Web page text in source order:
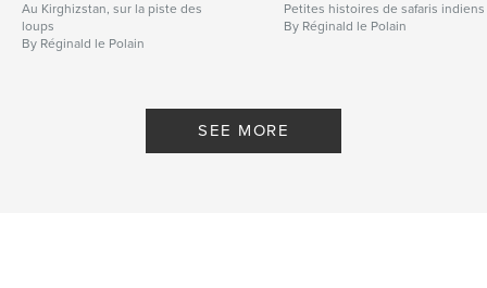
Au Kirghizstan, sur la piste des
loups
By Réginald le Polain
Petites histoires de safaris indiens
By Réginald le Polain
SEE MORE